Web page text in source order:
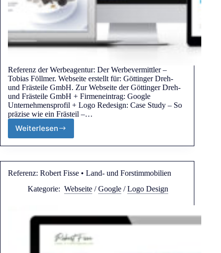
Referenz der Werbeagentur: Der Werbevermittler –
Tobias Föllmer. Webseite erstellt für: Göttinger Dreh-
und Frästeile GmbH. Zur Webseite der Göttinger Dreh-
und Frästeile GmbH + Firmeneintrag: Google
Unternehmensprofil + Logo Redesign: Case Study – So
präzise wie ein Frästeil –…
Weiterlesen
Referenz: Robert Fisse • Land- und Forstimmobilien
Kategorie: Webseite /Google /Logo Design